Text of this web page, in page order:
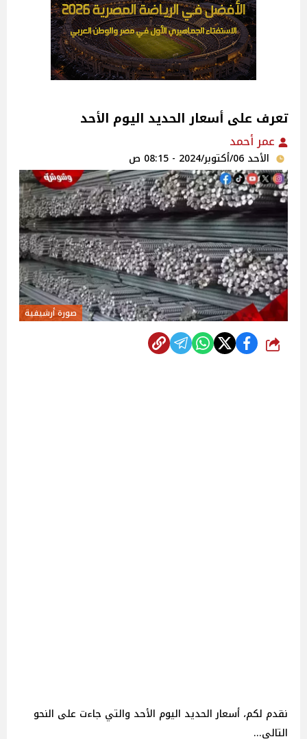
تعرف على أسعار الحديد اليوم الأحد
عمر أحمد
الأحد 06/أكتوبر/2024 - 08:15 ص
صورة أرشيفية
شارك
نقدم لكم، أسعار الحديد اليوم الأحد والتي جاءت على النحو
التالي...